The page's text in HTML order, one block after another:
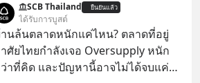
นภาพความสำเร็จที่หรูหรา คอนเสิร์ต
กลใหญ่ระดับสเตเดียม และยอดขา
ลบัมถล่มทลายจากวงตัวท็อปอย่าง
BLACKPINK หรือ SEVENTEEN
SCB Thailand ยืนยันแล้ว
ได้รับการบูสต์
นล้นตลาดหนักแค่ไหน? ตลาดที่อยู่
ศัยไทยกำลังเจอ Oversupply หนัก
าที่คิด และปัญหานี้อาจไม่ได้จบแค่